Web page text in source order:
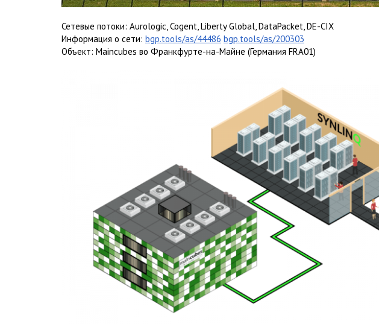
Сетевые потоки: Aurologic, Cogent, Liberty Global, DataPacket, DE-CIX
Информация о сети: bgp.tools/as/44486 bgp.tools/as/200303
Объект: Maincubes во Франкфурте-на-Майне (Германия FRA01)